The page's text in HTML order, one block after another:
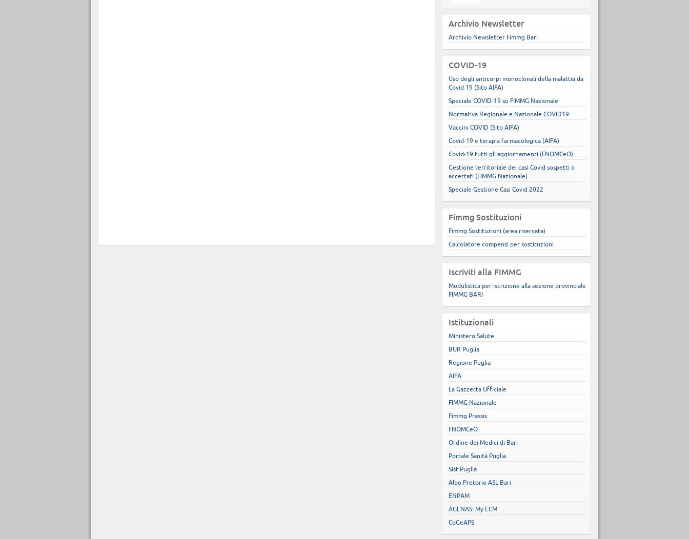
Archivio Newsletter
Archivio Newsletter Fimmg Bari
COVID-19
Uso degli anticorpi monoclonali della malattia da
Covid 19 (Sito AIFA)
Speciale COVID-19 su FIMMG Nazionale
Normativa Regionale e Nazionale COVID19
Vaccini COVID (Sito AIFA)
Covid-19 e terapia farmacologica (AIFA)
Covid-19 tutti gli aggiornamenti (FNOMCeO)
Gestione territoriale dei casi Covid sospetti o
accertati (FIMMG Nazionale)
Speciale Gestione Casi Covid 2022
Fimmg Sostituzioni
Fimmg Sostituzioni (area riservata)
Calcolatore compensi per sostituzioni
Iscriviti alla FIMMG
Modulistica per iscrizione alla sezione provinciale
FIMMG BARI
Istituzionali
Ministero Salute
BUR Puglia
Regione Puglia
AIFA
La Gazzetta Ufficiale
FIMMG Nazionale
Fimmg Prassis
FNOMCeO
Ordine dei Medici di Bari
Portale Sanità Puglia
Sist Puglia
Albo Pretorio ASL Bari
ENPAM
AGENAS: My ECM
CoGeAPS